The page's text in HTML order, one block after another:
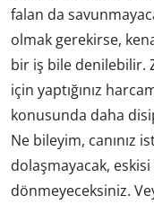
falan da
olmak gerekirse,
bir iş bile denilebilir.
için yaptığınız
konusunda daha
Ne bileyim, canınız
dolaşmayacak,
dönmeyeceksiniz.